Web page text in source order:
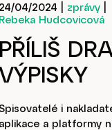
24/04/2024 zprávy
Rebeka Hudcovicová
PŘÍLIŠ
i
aplikace a platformy